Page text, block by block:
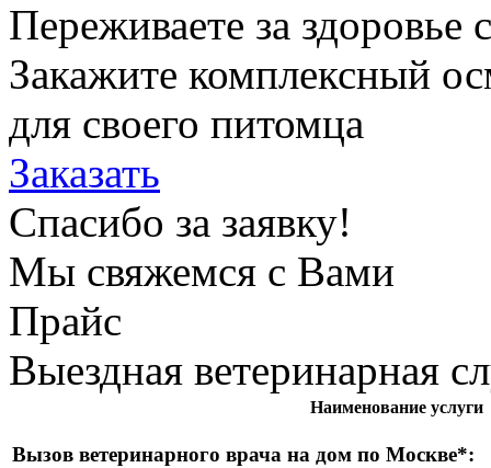
Переживаете за здоровье
Закажите комплексный
для своего питомца
Заказать
Спасибо за заявку!
Мы свяжемся с Вами
Прайс
Выездная ветеринарная
Наименование услуги
Вызов ветеринарного врача на дом по Москве*: